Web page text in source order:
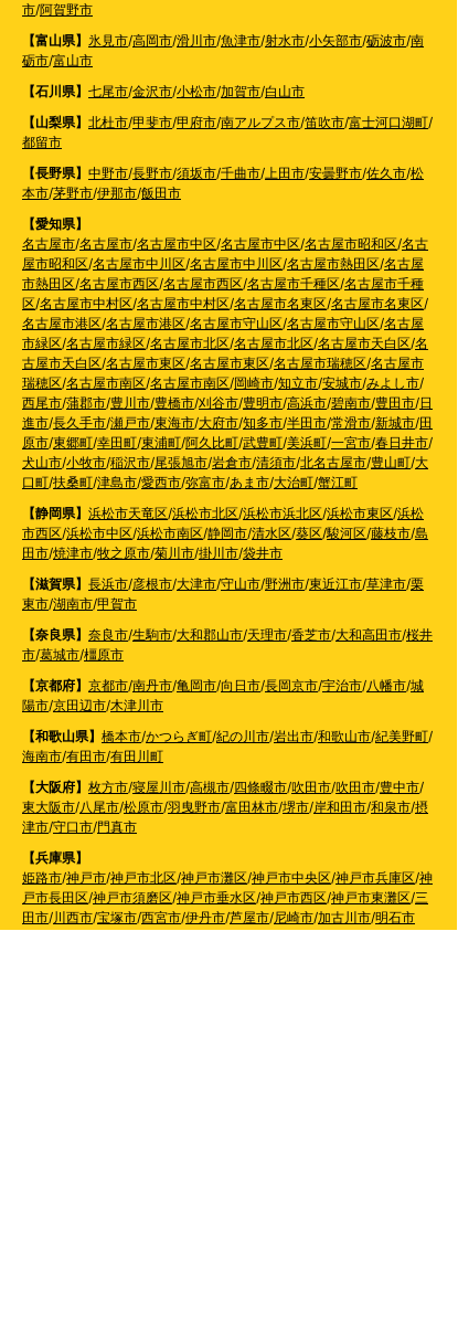
市/阿賀野市
【富山県】 氷見市/高岡市/滑川市/魚津市/射水市/小矢部市/砺波市/南
砺市/富山市
【石川県】 七尾市/金沢市/小松市/加賀市/白山市
【山梨県】 北杜市/甲斐市/甲府市/南アルプス市/笛吹市/富士河口湖町/
都留市
【長野県】 中野市/長野市/須坂市/千曲市/上田市/安曇野市/佐久市/松
本市/茅野市/伊那市/飯田市
【愛知県】
名古屋市/名古屋市/名古屋市中区/名古屋市中区/名古屋市昭和区/名古
屋市昭和区/名古屋市中川区/名古屋市中川区/名古屋市熱田区/名古屋
市熱田区/名古屋市西区/名古屋市西区/名古屋市千種区/名古屋市千種
区/名古屋市中村区/名古屋市中村区/名古屋市名東区/名古屋市名東区/
名古屋市港区/名古屋市港区/名古屋市守山区/名古屋市守山区/名古屋
市緑区/名古屋市緑区/名古屋市北区/名古屋市北区/名古屋市天白区/名
古屋市天白区/名古屋市東区/名古屋市東区/名古屋市瑞穂区/名古屋市
瑞穂区/名古屋市南区/名古屋市南区/岡崎市/知立市/安城市/みよし市/
西尾市/蒲郡市/豊川市/豊橋市/刈谷市/豊明市/高浜市/碧南市/豊田市/日
進市/長久手市/瀬戸市/東海市/大府市/知多市/半田市/常滑市/新城市/田
原市/東郷町/幸田町/東浦町/阿久比町/武豊町/美浜町/一宮市/春日井市/
犬山市/小牧市/稲沢市/尾張旭市/岩倉市/清須市/北名古屋市/豊山町/大
口町/扶桑町/津島市/愛西市/弥富市/あま市/大治町/蟹江町
【静岡県】 浜松市天竜区/浜松市北区/浜松市浜北区/浜松市東区/浜松
市西区/浜松市中区/浜松市南区/静岡市/清水区/葵区/駿河区/藤枝市/島
田市/焼津市/牧之原市/菊川市/掛川市/袋井市
【滋賀県】 長浜市/彦根市/大津市/守山市/野洲市/東近江市/草津市/栗
東市/湖南市/甲賀市
【奈良県】 奈良市/生駒市/大和郡山市/天理市/香芝市/大和高田市/桜井
市/葛城市/橿原市
【京都府】 京都市/南丹市/亀岡市/向日市/長岡京市/宇治市/八幡市/城
陽市/京田辺市/木津川市
【和歌山県】 橋本市/かつらぎ町/紀の川市/岩出市/和歌山市/紀美野町/
海南市/有田市/有田川町
【大阪府】 枚方市/寝屋川市/高槻市/四條畷市/吹田市/吹田市/豊中市/
東大阪市/八尾市/松原市/羽曳野市/富田林市/堺市/岸和田市/和泉市/摂
津市/守口市/門真市
【兵庫県】
姫路市/神戸市/神戸市北区/神戸市灘区/神戸市中央区/神戸市兵庫区/神
戸市長田区/神戸市須磨区/神戸市垂水区/神戸市西区/神戸市東灘区/三
田市/川西市/宝塚市/西宮市/伊丹市/芦屋市/尼崎市/加古川市/明石市